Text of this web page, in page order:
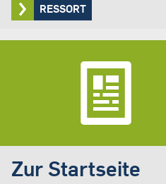
RESSORT
Zur Startseite